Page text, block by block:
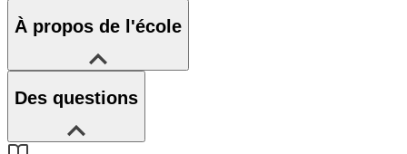
À propos de l'école
Des questions